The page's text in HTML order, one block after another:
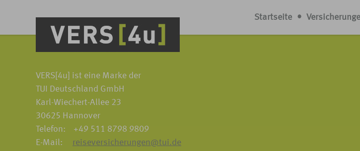
Startseite •
VERS[4u] ist eine Marke der
TUI Deutschland GmbH
Karl-Wiechert-Allee 23
30625 Hannover
Telefon: +49 511 8798 9809
E-Mail:
reiseversicherungen@tui.de